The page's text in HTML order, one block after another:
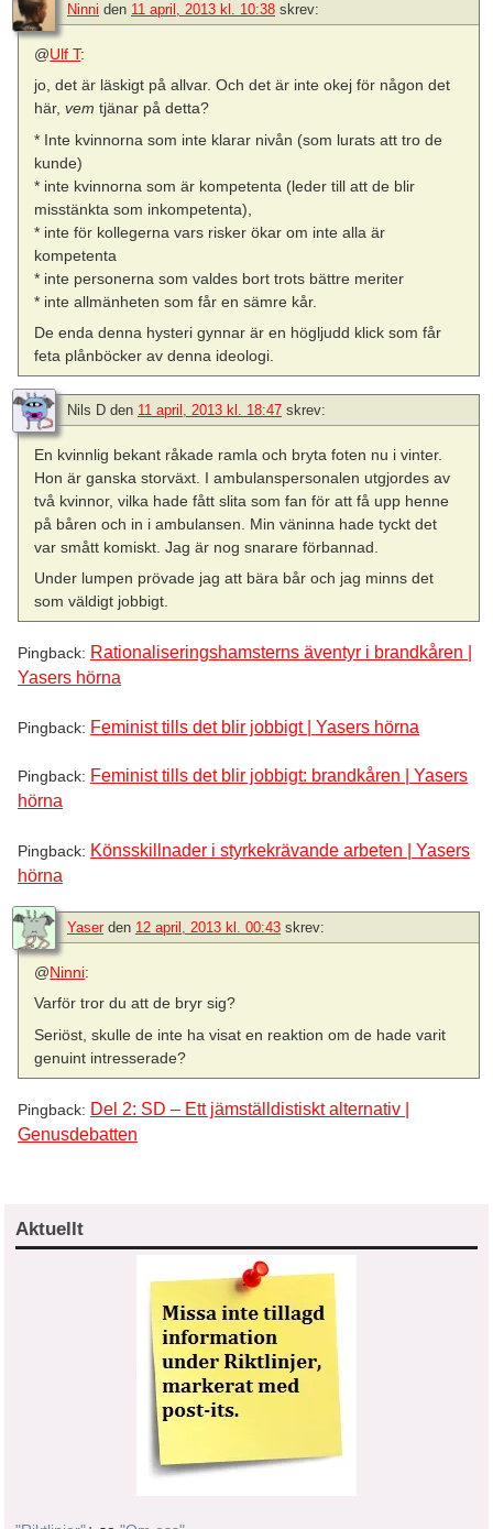
Ninni den 11 april, 2013 kl. 10:38 skrev:
@Ulf T:
jo, det är läskigt på allvar. Och det är inte okej för någon det
här,vem tjänar på detta?
* Inte kvinnorna som inte klarar nivån (som lurats att tro de
kunde)
* inte kvinnorna som är kompetenta (leder till att de blir
misstänkta som inkompetenta),
* inte för kollegerna vars risker ökar om inte alla är
kompetenta
* inte personerna som valdes bort trots bättre meriter
* inte allmänheten som får en sämre kår.
De enda denna hysteri gynnar är en högljudd klick som får
feta plånböcker av denna ideologi.
Nils D den 11 april, 2013 kl. 18:47 skrev:
En kvinnlig bekant råkade ramla och bryta foten nu i vinter.
Hon är ganska storväxt. I ambulanspersonalen utgjordes av
två kvinnor, vilka hade fått slita som fan för att få upp henne
på båren och in i ambulansen. Min väninna hade tyckt det
var smått komiskt. Jag är nog snarare förbannad.
Under lumpen prövade jag att bära bår och jag minns det
som väldigt jobbigt.
Pingback: Rationaliseringshamsterns äventyr i brandkåren |
Yasers hörna
Pingback: Feminist tills det blir jobbigt | Yasers hörna
Pingback: Feminist tills det blir jobbigt: brandkåren | Yasers
hörna
Pingback: Könsskillnader i styrkekrävande arbeten | Yasers
hörna
Yaser den 12 april, 2013 kl. 00:43 skrev:
@Ninni:
Varför tror du att de bryr sig?
Seriöst, skulle de inte ha visat en reaktion om de hade varit
genuint intresserade?
Pingback: Del 2: SD – Ett jämställdistiskt alternativ |
Genusdebatten
Aktuellt